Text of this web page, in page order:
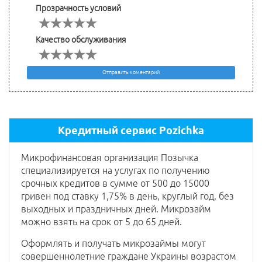
Прозрачность условий
Качество обслуживания
Отправить коментарий
Кредитный сервис Pozichka
Микрофинансовая организация Позычка
специализируется на услугах по получению
срочных кредитов в сумме от 500 до 15000
гривен под ставку 1,75% в день, круглый год, без
выходных и праздничных дней. Микрозайм
можно взять на срок от 5 до 65 дней.
Оформлять и получать микрозаймы могут
совершеннолетние граждане Украины возрастом